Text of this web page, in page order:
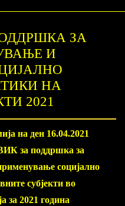
ЗА
И
НА
2021
на ден 16.04.2021
за поддршка за
социјално
субјекти во
за 2021 година